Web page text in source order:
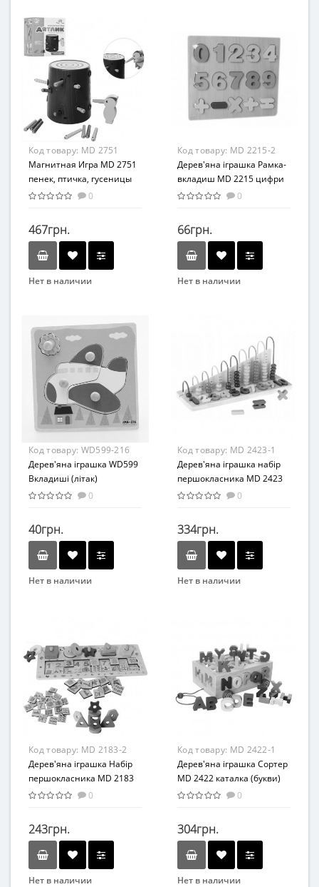
Вид
Развивающие
Возраст
От 3-х лет
Возрастная группа
От 3 лет
Материал
Дерево
Развивающая игрушка
От 3-х лет
Материал
Дерево
Код товару: MD 2751
Магнитная Игра MD 2751
пенек, птичка, гусеницы
0
467грн.
Нет в наличии
Вид
Развивающие
Возраст
От 3-х лет
Возрастная группа
От 3 лет
Пластик
Код товару: MD 2215-2
Дерев'яна іграшка Рамка-
вкладиш MD 2215 цифри
(MD 2215-2)
0
66грн.
Нет в наличии
От 3-х лет
Материал
Код товару: WD599-216
Дерев'яна іграшка WD599
Вкладиші (літак)
0
40грн.
Нет в наличии
Развивающая игрушка
Возраст
От 3-х лет
Материал
Дерево
Код товару: MD 2423-1
Дерев'яна іграшка набір
першокласника MD 2423
цифри ,фігури (цифри)
0
334грн.
Нет в наличии
Развивающая игрушка
Возраст
От 3-х лет
Возрастная группа
Комбинированный
Код товару: MD 2183-2
Дерев'яна іграшка Набір
першокласника MD 2183
(Геометрика/счетыMD
0
243грн.
Нет в наличии
Код товару: MD 2422-1
Дерев'яна іграшка Сортер
MD 2422 каталка (букви)
0
304грн.
Нет в наличии